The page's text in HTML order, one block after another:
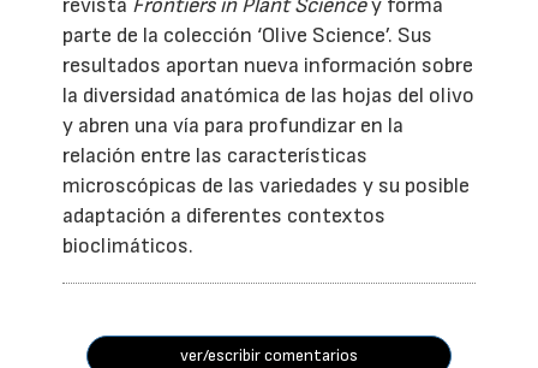
revista Frontiers in Plant Sciencey forma
parte de la colección ‘Olive Science’. Sus
resultados aportan nueva información sobre
la diversidad anatómica de las hojas del olivo
y abren una vía para profundizar en la
relación entre las características
microscópicas de las variedades y su posible
adaptación a diferentes contextos
bioclimáticos.
ver/escribir comentarios